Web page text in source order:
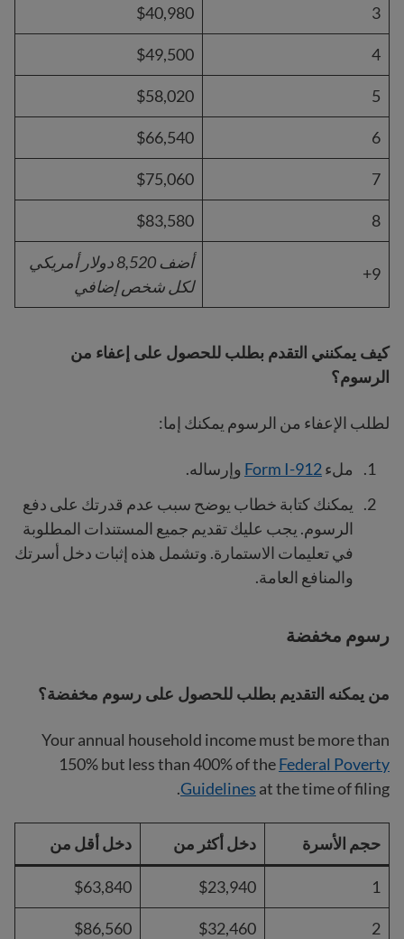
3
$40,980
4
$49,500
5
$58,020
6
$66,540
7
$75,060
8
$83,580
9+
أضف 8,520 دولار أمريكي
لكل شخص إضافي
كيف يمكنني التقدم بطلب للحصول على إعفاء من
الرسوم؟
لطلب الإعفاء من الرسوم يمكنك إما:
ملءForm I-912 وإرساله.
يمكنك كتابة خطاب يوضح سبب عدم قدرتك على دفع
الرسوم. يجب عليك تقديم جميع المستندات المطلوبة
في تعليمات الاستمارة. وتشمل هذه إثبات دخل أسرتك
والمنافع العامة.
رسوم مخفضة
من يمكنه التقديم بطلب للحصول على رسوم مخفضة؟
Your annual household income must be more than
150% but less than 400% of theFederal Poverty
Guidelines at the time of filing.
حجم الأسرة دخل أكثر من دخل أقل من
1
$23,940
$63,840
2
$32,460
$86,560